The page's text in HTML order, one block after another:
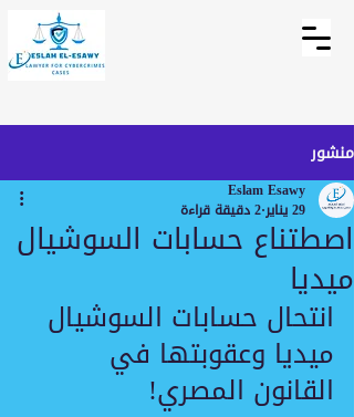
منشور
اصطتناع حسابات السوشيال
ميديا
Eslam Esawy
29 يناير
2 دقيقة قراءة
انتحال حسابات السوشيال
ميديا وعقوبتها في
القانون المصري!